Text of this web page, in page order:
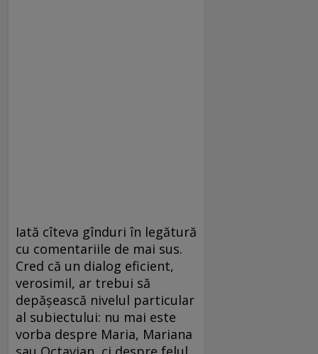
Iată cîteva gînduri în legătură
cu comentariile de mai sus.
Cred că un dialog eficient,
verosimil, ar trebui să
depășească nivelul particular
al subiectului: nu mai este
vorba despre Maria, Mariana